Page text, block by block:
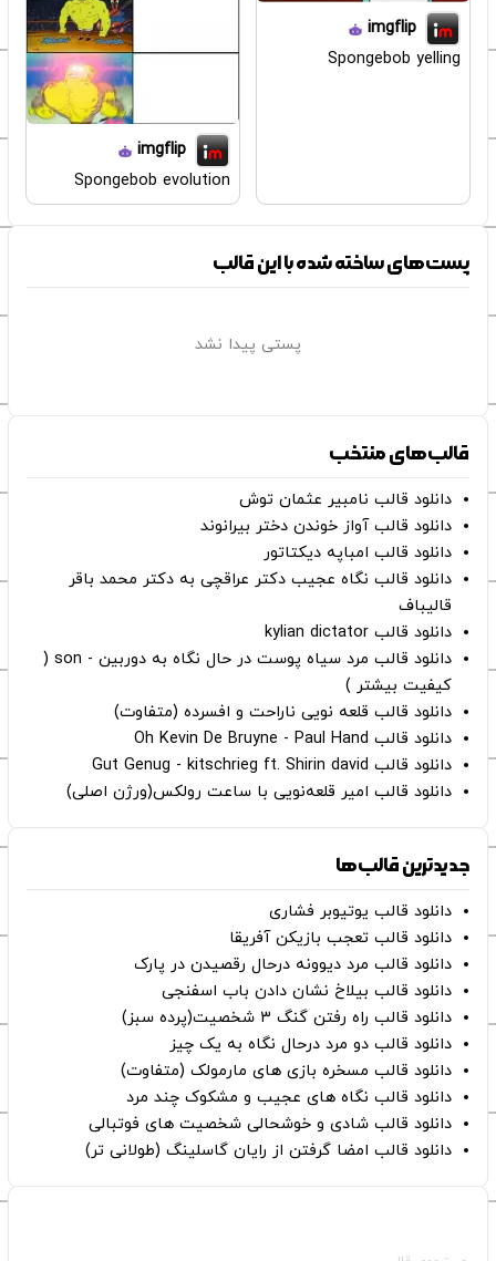
imgflip
Spongebob yelling
imgflip
Spongebob evolution
پست‌های ساخته شده با این قالب
پستی پیدا نشد
قالب‌های منتخب
دانلود قالب نامبیر عثمان ‌توش
دانلود قالب آواز خوندن دختر بیرانوند
دانلود قالب امباپه دیکتاتور
دانلود قالب نگاه عجیب دکتر عراقچی به دکتر محمد باقر
قالیباف
دانلود قالب kylian dictator
دانلود قالب مرد سیاه پوست در حال نگاه به دوربین - son (
کیفیت بیشتر )
دانلود قالب قلعه نویی ناراحت و افسرده (متفاوت)
دانلود قالب Oh Kevin De Bruyne - Paul Hand
دانلود قالب Gut Genug - kitschrieg ft. Shirin david
دانلود قالب امیر قلعه‌نویی با ساعت رولکس(ورژن اصلی)
جدیدترین قالب‌ها
دانلود قالب یوتیوبر فشاری
دانلود قالب تعجب بازیکن آفریقا
دانلود قالب مرد دیوونه درحال رقصیدن در پارک
دانلود قالب بیلاخ نشان دادن باب اسفنجی
دانلود قالب راه رفتن گنگ ۳ شخصیت(پرده سبز)
دانلود قالب دو مرد درحال نگاه به یک چیز
دانلود قالب مسخره بازی های مارمولک (متفاوت)
دانلود قالب نگاه های عجیب و مشکوک چند مرد
دانلود قالب شادی و خوشحالی شخصیت های فوتبالی
دانلود قالب امضا گرفتن از رایان گاسلینگ (طولانی تر)